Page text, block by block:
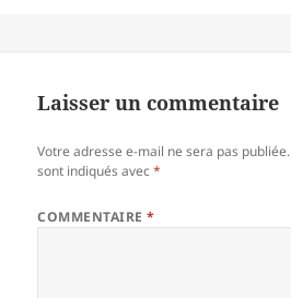
Laisser un commentaire
Votre adresse e-mail ne sera pas publiée.
sont indiqués avec*
COMMENTAIRE*